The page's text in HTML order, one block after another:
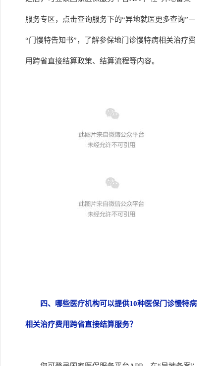
服务专区，点击查询服务下的“异地就医更多查询”－
“门慢特告知书”，了解参保地门诊慢特病相关治疗费
用跨省直接结算政策、结算流程等内容。
四、哪些医疗机构可以提供10种医保门诊慢特病
相关治疗费用跨省直接结算服务？